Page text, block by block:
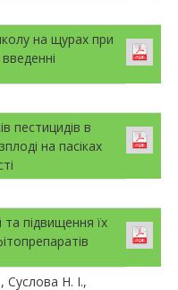
на щурах при
пестицидів в
на пасіках
та підвищення їх
Н. І.,